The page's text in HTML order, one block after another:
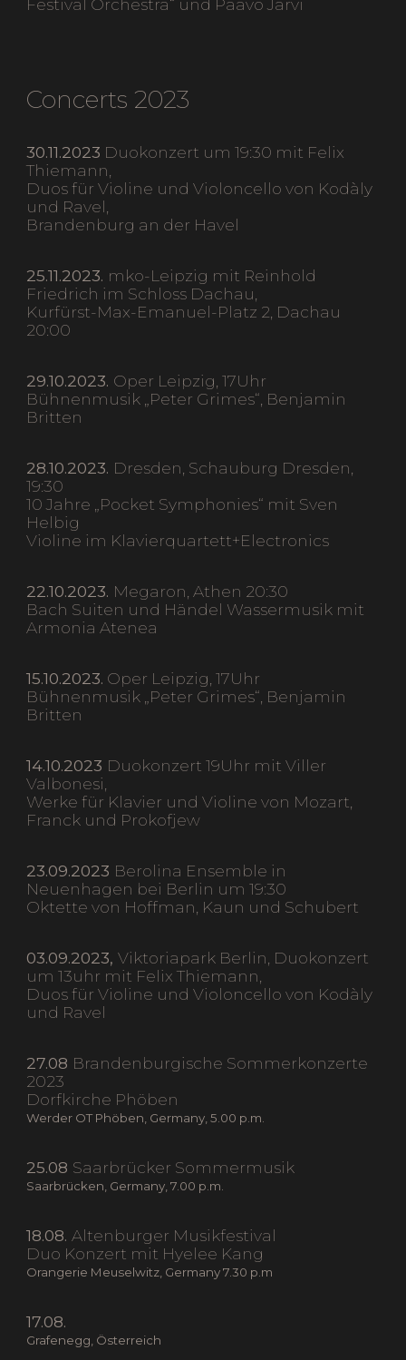
Festival Orchestra“ und Paavo Järvi
Concerts 2023
30.11.2023 Duokonzert um 19:30 mit Felix
Thiemann,
Duos für Violine und Violoncello von Kodàly
und Ravel,
Brandenburg an der Havel
25.11.2023. mko-Leipzig mit Reinhold
Friedrich im Schloss Dachau,
Kurfürst-Max-Emanuel-Platz 2, Dachau
20:00
29.10.2023. Oper Leipzig, 17Uhr
Bühnenmusik „Peter Grimes“, Benjamin
Britten
28.10.2023. Dresden, Schauburg Dresden,
19:30
10 Jahre „Pocket Symphonies“ mit Sven
Helbig
Violine im Klavierquartett+Electronics
22.10.2023. Megaron, Athen 20:30
Bach Suiten und Händel Wassermusik mit
Armonia Atenea
15.10.2023. Oper Leipzig, 17Uhr
Bühnenmusik „Peter Grimes“, Benjamin
Britten
14.10.2023 Duokonzert 19Uhr mit Viller
Valbonesi,
Werke für Klavier und Violine von Mozart,
Franck und Prokofjew
23.09.2023 Berolina Ensemble in
Neuenhagen bei Berlin um 19:30
Oktette von Hoffman, Kaun und Schubert
03.09.2023,Viktoriapark Berlin, Duokonzert
um 13uhr mit Felix Thiemann,
Duos für Violine und Violoncello von Kodàly
und Ravel
27.08 Brandenburgische Sommerkonzerte
2023
Dorfkirche Phöben
Werder OT Phöben, Germany, 5.00 p.m.
25.08 Saarbrücker Sommermusik
Saarbrücken, Germany, 7.00 p.m.
18.08. Altenburger Musikfestival
Duo Konzert mit Hyelee Kang
Orangerie Meuselwitz, Germany 7.30 p.m
17.08.
Grafenegg, Österreich